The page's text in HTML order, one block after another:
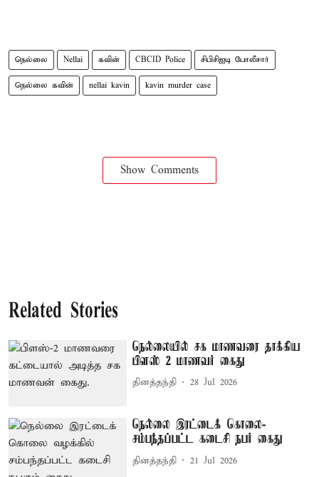
நெல்லை Nellai கவின் CBCID Police சிபிசிஐடி போலீசார்
நெல்லை கவின் nellai kavin kavin murder case
Show Comments
Related Stories
நெல்லையில் சக மாணவரை தாக்கிய
பிளஸ் 2 மாணவர் கைது
தினத்தந்தி 28 Jul 2026
நெல்லை இரட்டைக் கொலை-
சம்பந்தப்பட்ட கடைசி நபர் கைது
தினத்தந்தி 21 Jul 2026